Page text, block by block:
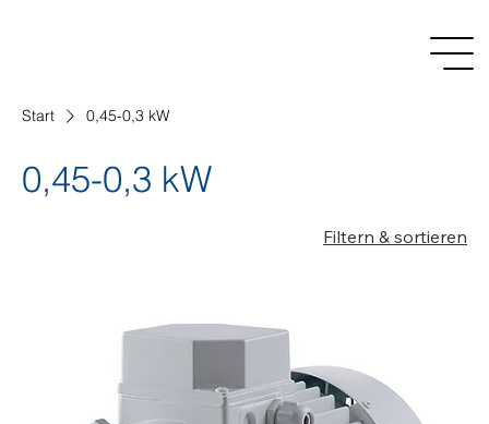
Start 0,45-0,3 kW
0,45-0,3 kW
Filtern & sortieren